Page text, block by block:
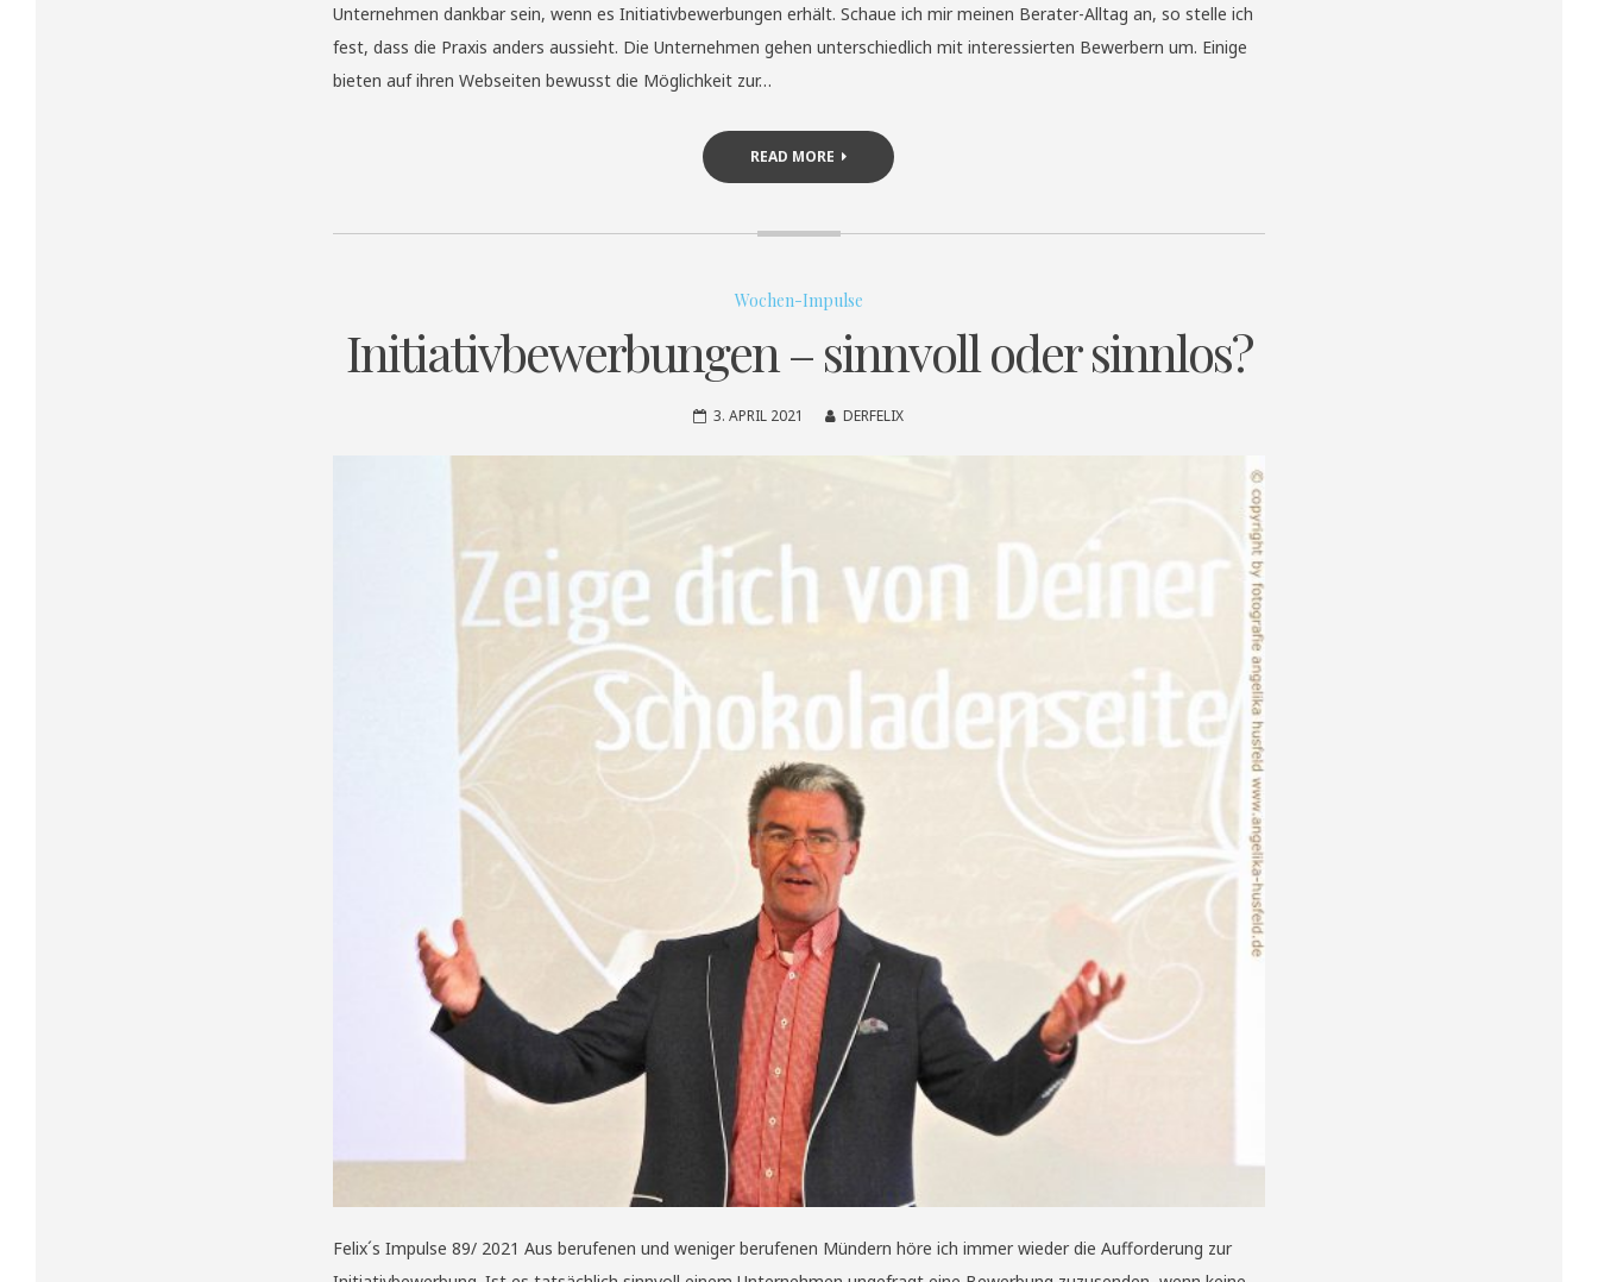
Unternehmen dankbar sein, wenn es Initiativbewerbungen erhält. Schaue ich mir meinen Berater-Alltag an, so stelle ich
fest, dass die Praxis anders aussieht. Die Unternehmen gehen unterschiedlich mit interessierten Bewerbern um. Einige
bieten auf ihren Webseiten bewusst die Möglichkeit zur…
READ MORE
Wochen-Impulse
Initiativbewerbungen – sinnvoll oder sinnlos?
3. APRIL 2021 DERFELIX
Felix´s Impulse 89/ 2021 Aus berufenen und weniger berufenen Mündern höre ich immer wieder die Aufforderung zur